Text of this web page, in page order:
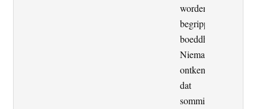
worden
begrippen…
boeddhisme.’
Niemand
ontkent
dat
sommige